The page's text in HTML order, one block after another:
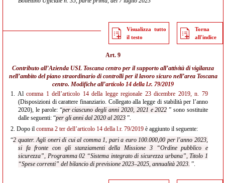
Visualizza tutto
il testo
Torna
all'indice
Art. 9
Contributo all’Azienda USL Toscana centro per il supporto all’attività di vigilanza
nell’ambito del piano straordinario di controlli per il lavoro sicuro nell’area Toscana
centro. Modifiche all’articolo 14 della l.r. 79/2019
1. Alcomma 1 dell’articolo 14 della legge regionale 23 dicembre 2019, n. 79
(Disposizioni di carattere finanziario. Collegato alla legge di stabilità per l’anno
2020), le parole: “per ciascuno degli anni 2020, 2021 e 2022 ” sono sostituite
dalle seguenti: “per gli anni dal 2020 al 2023 ”.
2. Dopo il comma 2 ter dell’articolo 14 della l.r. 79/2019 è aggiunto il seguente:
“2 quater. Agli oneri di cui al comma 1, pari a euro 100.000,00 per l’anno 2023,
si fa fronte con gli stanziamenti della Missione 3 “Ordine pubblico e
sicurezza”, Programma 02 “Sistema integrato di sicurezza urbana”, Titolo 1
“Spese correnti” del bilancio di previsione 2023–2025, annualità 2023. ”.